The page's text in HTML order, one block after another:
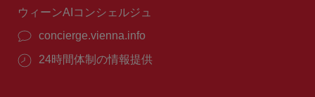
ウィーンAIコンシェルジュ
concierge.vienna.info
24時間体制の情報提供